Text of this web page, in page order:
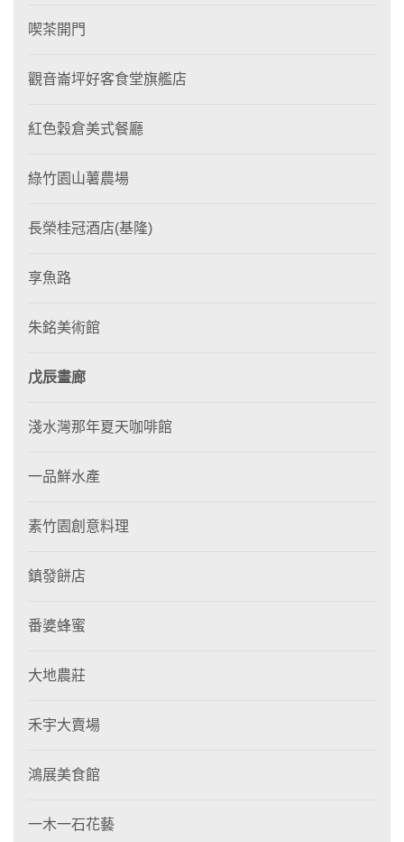
喫茶開門
觀音崙坪好客食堂旗艦店
紅色穀倉美式餐廳
綠竹園山薯農場
長榮桂冠酒店(基隆)
享魚路
朱銘美術館
戊辰畫廊
淺水灣那年夏天咖啡館
一品鮮水產
素竹園創意料理
鎮發餅店
番婆蜂蜜
大地農莊
禾宇大賣場
鴻展美食館
一木一石花藝